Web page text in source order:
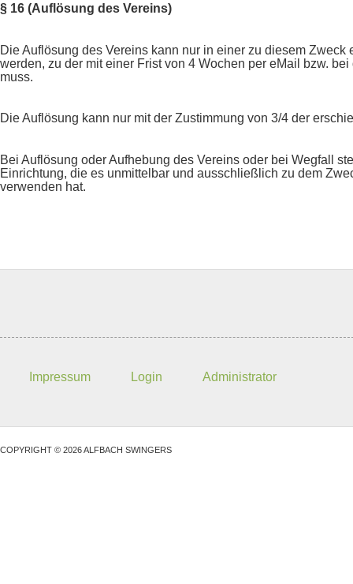
§ 16 (Auflösung des Vereins)
Die Auflösung des Vereins kann nur in einer zu diesem
werden, zu der mit einer Frist von 4 Wochen per eMail bzw.
muss.
Die Auflösung kann nur mit der Zustimmung von 3/4 der
Bei Auflösung oder Aufhebung des Vereins oder bei Wegfall
Einrichtung, die es unmittelbar und ausschließlich zu dem
verwenden hat.
Impressum Login Administrator
COPYRIGHT © 2026 ALFBACH SWINGERS